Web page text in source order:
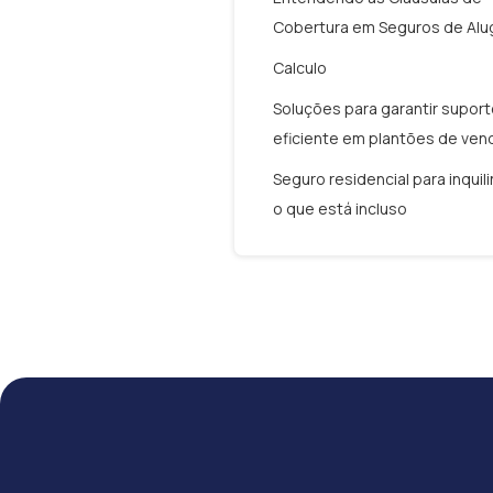
Cobertura em Seguros de
Calculo
Soluções para garantir
eficiente em plantões de
Seguro residencial para
o que está incluso